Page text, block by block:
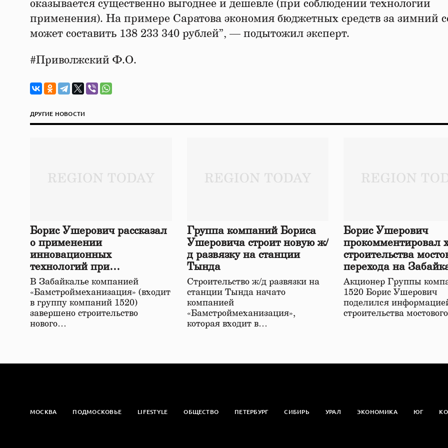
оказывается существенно выгоднее и дешевле (при соблюдении технологии
применения). На примере Саратова экономия бюджетных средств за зимний
может составить 138 233 340 рублей”, — подытожил эксперт.
#Приволжский Ф.О.
ДРУГИЕ НОВОСТИ
Борис Ушерович рассказал
о применении
инновационных
технологий при
строительстве нового моста
в Забайкалье
В Забайкалье компанией
«Бамстроймеханизация» (входит
в группу компаний 1520)
завершено строительство
нового…
Группа компаний Бориса
Ушеровича строит новую ж/
д развязку на станции
Тында
Строительство ж/д развязки на
станции Тында начато
компанией
«Бамстроймеханизация»,
которая входит в…
Борис Ушерович
прокомментировал
строительства
перехода на
железной дороге
Акционер Группы
1520 Борис Ушерович
поделился
строительства
МОСКВА ПОДМОСКОВЬЕ LIFESTYLE ОБЩЕСТВО ПЕТЕРБУРГ СИБИРЬ УРАЛ ЭКОНОМИКА ЮГ